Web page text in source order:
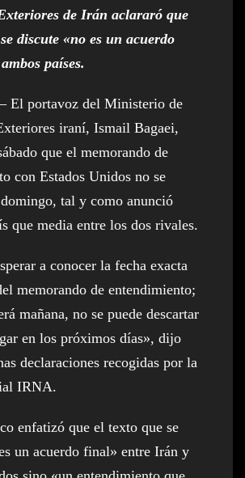
de Irán aclararó que
discute «no es un acuerdo
países.
El portavoz del Ministerio de
iraní, Ismail Bagaei,
que el memorando de
con Estados Unidos no se
tal y como anunció
que media entre los dos rivales.
a conocer la fecha exacta
memorando de entendimiento;
mañana, no se puede descartar
en los próximos días», dijo
declaraciones recogidas por la
IRNA.
enfatizó que el texto que se
un acuerdo final» entre Irán y